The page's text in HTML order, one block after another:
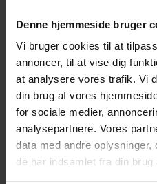
Denne hjemmeside bruger
Vi bruger cookies til at
annoncer, til at vise dig
at analysere vores trafik. Vi
din brug af vores
for sociale medier,
analysepartnere. Vores
data med andre
de har indsamlet fra din brug
TH. LANGS
Silkeborg •
5798000558281
Uddannelser